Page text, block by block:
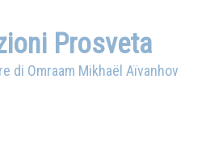
Prosveta
di Omraam Mikhaël Aïvanhov